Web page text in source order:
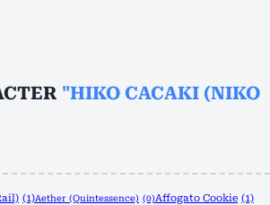
"НІКО САСАКІ (NIKO
(1)Aether (Quintessence) (0)Affogato Cookie (1)